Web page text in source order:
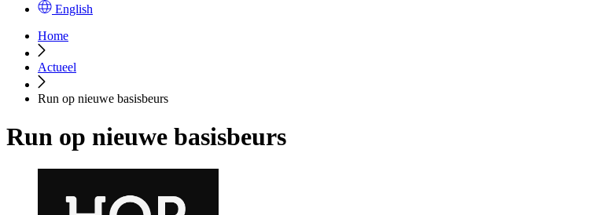
English
Home
Actueel
Run op nieuwe basisbeurs
Run op nieuwe basisbeurs